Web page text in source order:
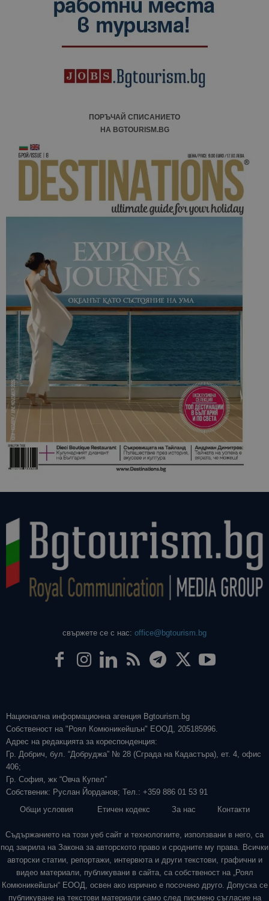
ПОРЪЧАЙ СПИСАНИЕТО
НА BGTOURISM.BG
свържете се с нас: office@bgtourism.bg
Национална информационна агенция Bgtourism.bg
Собственост на "Роял Комюникейшън" ЕООД, 205185996.
Адрес на редакцията за кореспонденция:
Гр. Добрич, бул. “Добруджа” № 28 (Сграда на Кадастъра), ет. 4, офис
406;
Гр. София, жк “Овча Купел”
Собственик: Руслан Йорданов; Тел.: +359 886 01 53 91
Общи условия
Етичен кодекс За нас Контакти
Съдържанието на този уеб сайт и технологиите, използвани в него, са
под закрила на Закона за авторското право и сродните му права. Всички
авторски статии, репортажи, интервюта и други текстови, графични и
видео материали, публикувани в сайта, са собственост на „Роял
Комюникейшън“ ЕООД, освен ако изрично е посочено друго. Допуска се
публикуване на текстови материали само след писмено съгласие на